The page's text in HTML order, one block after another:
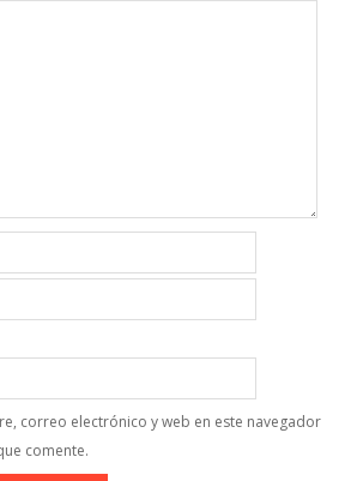
correo electrónico y web en este navegador
comente.